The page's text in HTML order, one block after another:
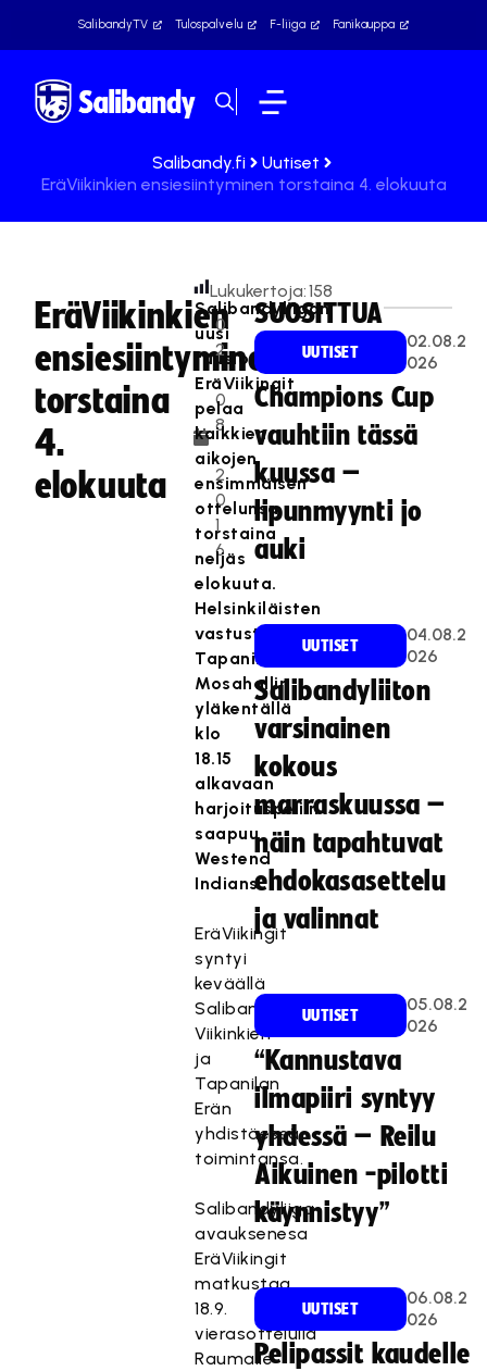
SalibandyTV Tulospalvelu F-liiga Fanikauppa
Salibandy.fi
Uutiset
EräViikinkien ensiesiintyminen torstaina 4. elokuuta
EräViikinkien
ensiesiintyminen
torstaina
4.
elokuuta
0
2
.
0
8
.
2
0
1
6
Lukukertoja:158
Salibandyliigan
uusi
fuusioseura
EräViikingit
pelaa
kaikkien
aikojen
ensimmäisen
ottelunsa
torstaina
neljäs
elokuuta.
Helsinkiläisten
vastustajaksi
Tapanilan
Mosahallin
yläkentällä
klo
18.15
alkavaan
harjoituspeliin
saapuu
Westend
Indians.
EräViikingit
syntyi
keväällä
SalibandySeura
Viikinkien
ja
Tapanilan
Erän
yhdistäessä
toimintansa.
Salibandyliiga-
avauksenesa
EräViikingit
matkustaa
18.9.
vierasottelulla
Raumalle
SUOSITTUA
UUTISET
02.08.2
026
Champions Cup
vauhtiin tässä
kuussa –
lipunmyynti jo
auki
UUTISET
04.08.2
026
Salibandyliiton
varsinainen
kokous
marraskuussa –
näin tapahtuvat
ehdokasasettelu
ja valinnat
UUTISET
05.08.2
026
“Kannustava
ilmapiiri syntyy
yhdessä – Reilu
Aikuinen -pilotti
käynnistyy”
UUTISET
06.08.2
026
Pelipassit kaudelle